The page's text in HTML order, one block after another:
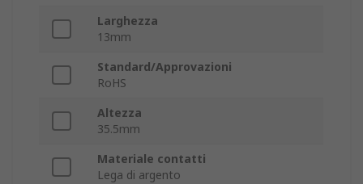
Larghezza
13mm
Standard/Approvazioni
RoHS
Altezza
35.5mm
Materiale contatti
Lega di argento